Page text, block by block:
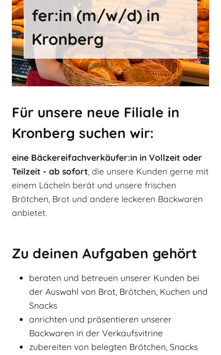
fer:in (m/w/d) in
Kron­berg
Für unsere neue Filiale in
Kronberg suchen wir:
eine Bäckereifachverkäufer:in in Vollzeit oder
Teilzeit - ab sofort , die unsere Kunden gerne mit
einem Lächeln berät und unsere frischen
Brötchen, Brot und andere leckeren Backwaren
anbietet.
Zu deinen Aufgaben gehört
beraten und betreuen unserer Kunden bei
der Auswahl von Brot, Brötchen, Kuchen und
Snacks
anrichten und präsentieren unserer
Backwaren in der Verkaufsvitrine
zubereiten von belegten Brötchen, Snacks